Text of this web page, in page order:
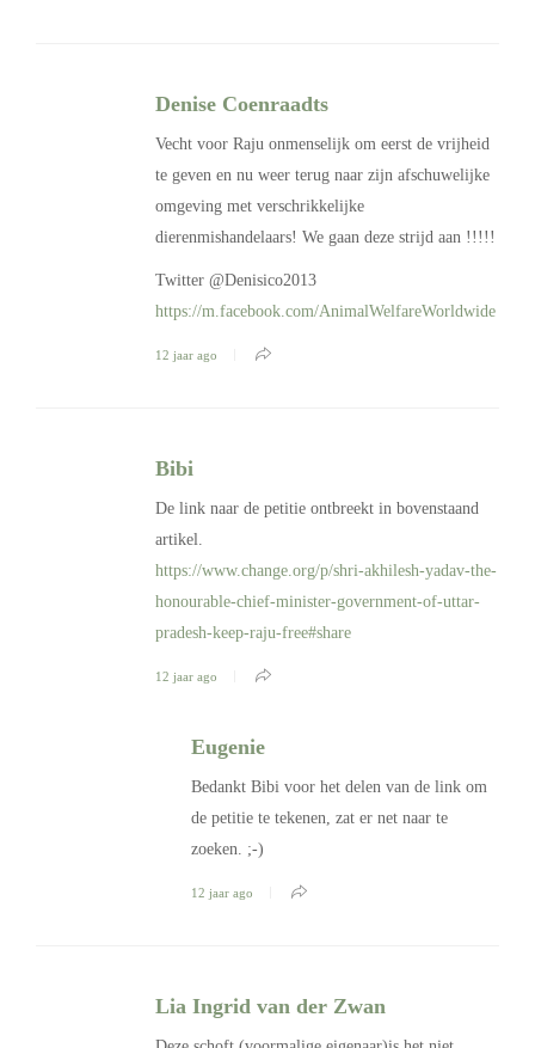
Denise Coenraadts
Vecht voor Raju onmenselijk om eerst de vrijheid
te geven en nu weer terug naar zijn afschuwelijke
omgeving met verschrikkelijke
dierenmishandelaars! We gaan deze strijd aan !!!!!
Twitter @Denisico2013
https://m.facebook.com/AnimalWelfareWorldwide
12 jaar ago
Bibi
De link naar de petitie ontbreekt in bovenstaand
artikel.
https://www.change.org/p/shri-akhilesh-yadav-the-
honourable-chief-minister-government-of-uttar-
pradesh-keep-raju-free#share
12 jaar ago
Eugenie
Bedankt Bibi voor het delen van de link om
de petitie te tekenen, zat er net naar te
zoeken. ;-)
12 jaar ago
Lia Ingrid van der Zwan